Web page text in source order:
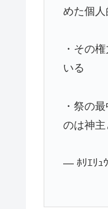
めた個人
・その
いる
・祭の
のは神
— ﾎﾘｴﾘｭ